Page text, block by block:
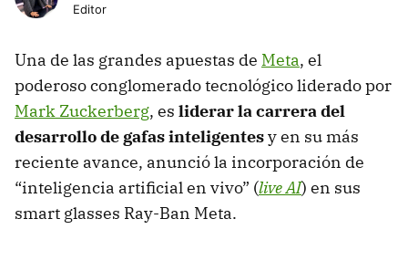
Editor
Una de las grandes apuestas de Meta, el
poderoso conglomerado tecnológico liderado por
Mark Zuckerberg, es liderar la carrera del
desarrollo de gafas inteligentesy en su más
reciente avance, anunció la incorporación de
“inteligencia artificial en vivo” (live AI) en sus
smart glasses Ray-Ban Meta.